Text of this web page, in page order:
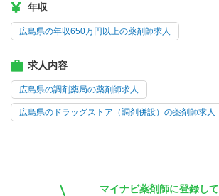
年収
広島県の年収650万円以上の薬剤師求人
求人内容
広島県の調剤薬局の薬剤師求人
広島県のドラッグストア（調剤併設）の薬剤師求人
マイナビ薬剤師に登録して